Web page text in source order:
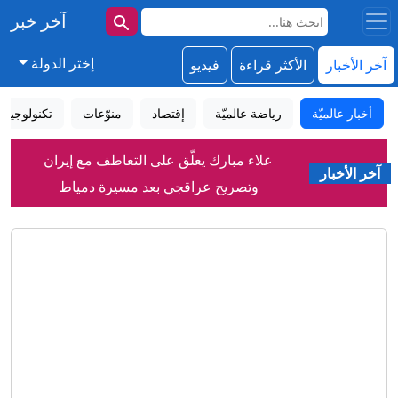
آخر خبر
آخر الأخبار الأكثر قراءة فيديو إختر الدولة
أخبار عالميّة رياضة عالميّة إقتصاد منوّعات تكنولوجيا
آخر الأخبار
علاء مبارك يعلّق على التعاطف مع إيران
وتصريح عراقجي بعد مسيرة دمياط
إيران وسلطنة عُمان تقتربان من اتفاق